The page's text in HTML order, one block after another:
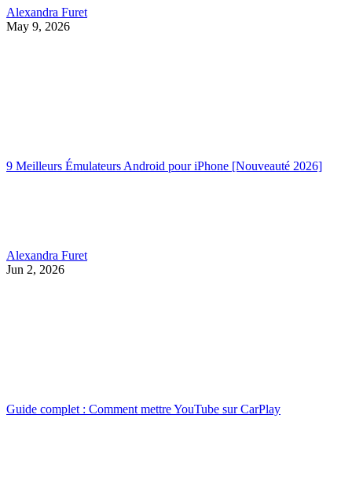
Alexandra Furet
May 9, 2026
9 Meilleurs Émulateurs Android pour iPhone [Nouveauté 2026]
Alexandra Furet
Jun 2, 2026
Guide complet : Comment mettre YouTube sur CarPlay